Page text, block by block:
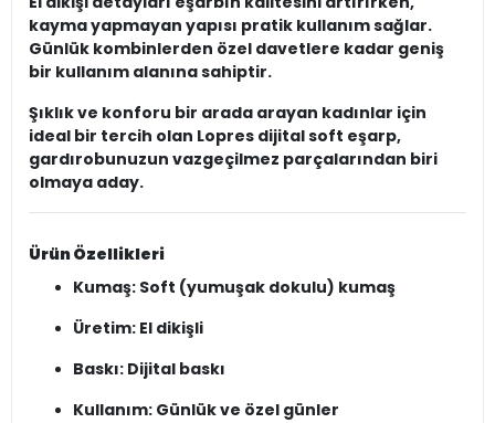
kayma yapmayan yapısı pratik kullanım sağlar.
Günlük kombinlerden özel davetlere kadar geniş
bir kullanım alanına sahiptir.
Şıklık ve konforu bir arada arayan kadınlar için
ideal bir tercih olan Lopres dijital soft eşarp,
gardırobunuzun vazgeçilmez parçalarından biri
olmaya aday.
Ürün Özellikleri
Kumaş: Soft (yumuşak dokulu) kumaş
Üretim: El dikişli
Baskı: Dijital baskı
Kullanım: Günlük ve özel günler